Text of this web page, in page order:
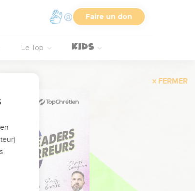
Faire un don
Le Top
FERMER